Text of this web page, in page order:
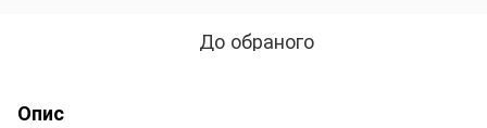
До обраного
Опис